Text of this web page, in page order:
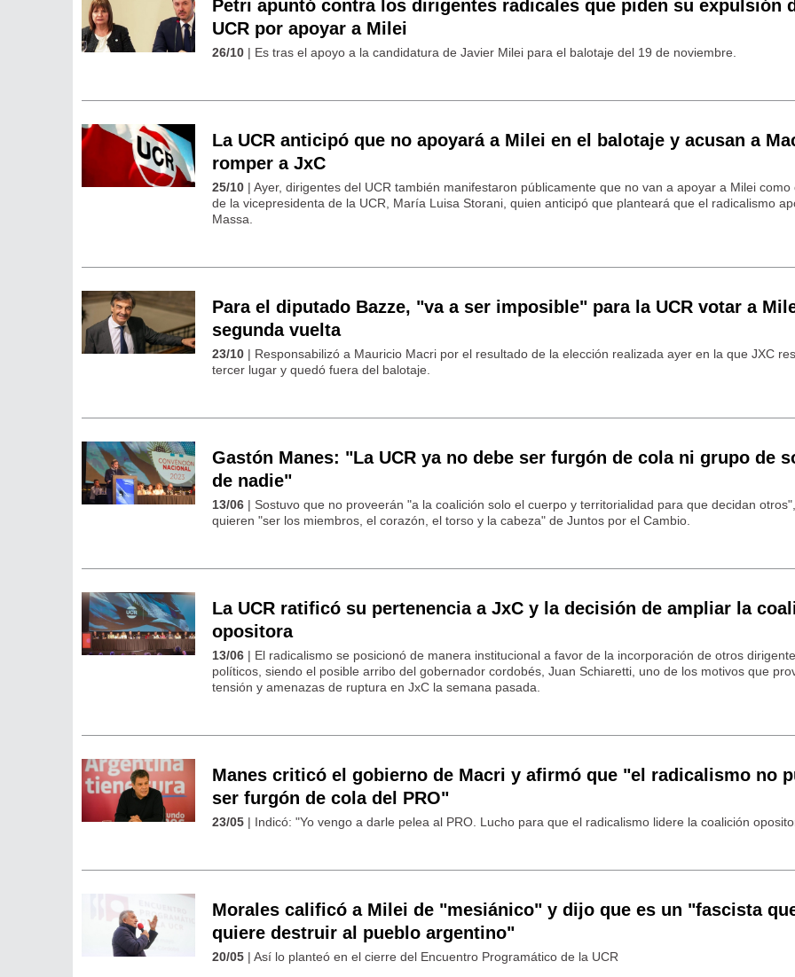
Petri apuntó contra los dirigentes radicales que piden su expulsión
UCR por apoyar a Milei
26/10 | Es tras el apoyo a la candidatura de Javier Milei para el balotaje del 19 de noviembre.
La UCR anticipó que no apoyará a Milei en el balotaje y acusan a
romper a JxC
25/10 | Ayer, dirigentes del UCR también manifestaron públicamente que no van a apoyar a Milei como
de la vicepresidenta de la UCR, María Luisa Storani, quien anticipó que planteará que el radicalismo
Massa.
Para el diputado Bazze, "va a ser imposible" para la UCR votar a
segunda vuelta
23/10 | Responsabilizó a Mauricio Macri por el resultado de la elección realizada ayer en la que JXC
tercer lugar y quedó fuera del balotaje.
Gastón Manes: "La UCR ya no debe ser furgón de cola ni grupo de
de nadie"
13/06 | Sostuvo que no proveerán "a la coalición solo el cuerpo y territorialidad para que decidan
quieren "ser los miembros, el corazón, el torso y la cabeza" de Juntos por el Cambio.
La UCR ratificó su pertenencia a JxC y la decisión de ampliar la
opositora
13/06 | El radicalismo se posicionó de manera institucional a favor de la incorporación de otros
políticos, siendo el posible arribo del gobernador cordobés, Juan Schiaretti, uno de los motivos que
tensión y amenazas de ruptura en JxC la semana pasada.
Manes criticó el gobierno de Macri y afirmó que "el radicalismo no
ser furgón de cola del PRO"
23/05 | Indicó: "Yo vengo a darle pelea al PRO. Lucho para que el radicalismo lidere la coalición
Morales calificó a Milei de "mesiánico" y dijo que es un "fascista
quiere destruir al pueblo argentino"
20/05 | Así lo planteó en el cierre del Encuentro Programático de la UCR